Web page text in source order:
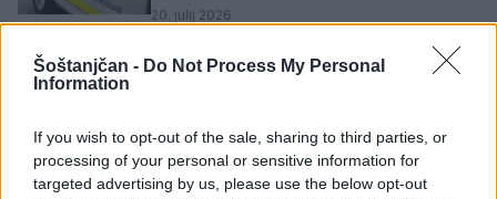
Šoštanjčan - Do Not Process My Personal
Information
If you wish to opt-out of the sale, sharing to third parties, or
processing of your personal or sensitive information for
targeted advertising by us, please use the below opt-out
20. julij 2026
Tragedija v Vuhredu: Po umoru 36-
20. julij 2026